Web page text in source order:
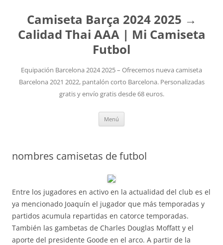
Camiseta Barça 2024 2025 →
Calidad Thai AAA | Mi Camiseta
Futbol
Equipación Barcelona 2024 2025 – Ofrecemos nueva camiseta
Barcelona 2021 2022, pantalón corto Barcelona. Personalizadas
gratis y envío gratis desde 68 euros.
Menú
nombres camisetas de futbol
Entre los jugadores en activo en la actualidad del club es el
ya mencionado Joaquín el jugador que más temporadas y
partidos acumula repartidas en catorce temporadas.
También las gambetas de Charles Douglas Moffatt y el
aporte del presidente Goode en el arco. A partir de la